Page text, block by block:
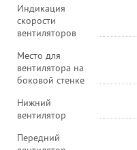
Индикация
скорости
вентиляторов
Место для
вентилятора на
боковой стенке
Нижний
вентилятор
Передний